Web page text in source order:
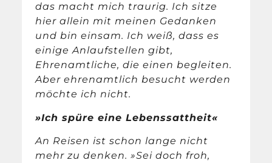
das macht mich traurig. Ich sitze
hier allein mit meinen Gedanken
und bin einsam. Ich weiß, dass es
einige Anlaufstellen gibt,
Ehrenamtliche, die einen begleiten.
Aber ehrenamtlich besucht werden
möchte ich nicht.
»Ich spüre eine Lebenssattheit«
An Reisen ist schon lange nicht
mehr zu denken. »Sei doch froh,